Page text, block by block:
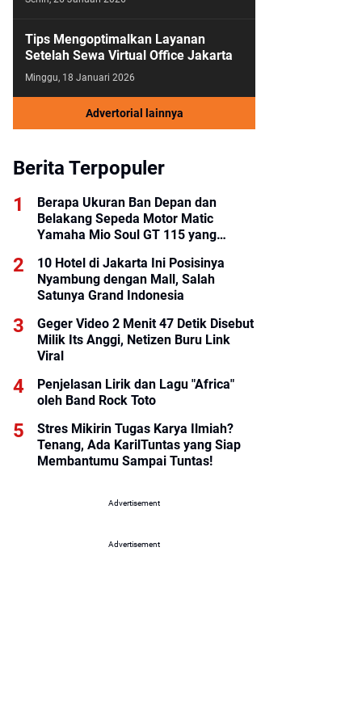
Tips Mengoptimalkan Layanan
Setelah Sewa Virtual Office Jakarta
Minggu, 18 Januari 2026
Advertorial lainnya
Berita Terpopuler
Berapa Ukuran Ban Depan dan
Belakang Sepeda Motor Matic
Yamaha Mio Soul GT 115 yang
10 Hotel di Jakarta Ini Posisinya
Nyambung dengan Mall, Salah
Satunya Grand Indonesia
Geger Video 2 Menit 47 Detik Disebut
Milik Its Anggi, Netizen Buru Link
Viral
Penjelasan Lirik dan Lagu "Africa"
oleh Band Rock Toto
Stres Mikirin Tugas Karya Ilmiah?
Tenang, Ada KarilTuntas yang Siap
Membantumu Sampai Tuntas!
Advertisement
Advertisement